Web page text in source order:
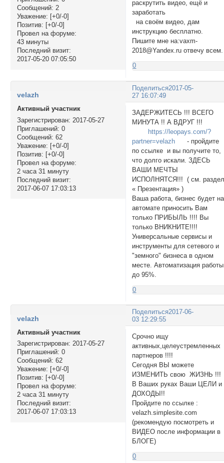
Сообщений: 2
Уважение: [+0/-0]
Позитив: [+0/-0]
Провел на форуме:
43 минуты
Последний визит:
2017-05-20 07:05:50
раскрутить видео, ещё и
заработать
на своём видео, дам
инструкцию бесплатно.
Пишите мне на:vaxm-
2018@Yandex.ru отвечу всем.
0
Поделиться2017-05-
27 16:07:49
velazh
Активный участник
Зарегистрирован: 2017-05-27
Приглашений: 0
Сообщений: 62
Уважение: [+0/-0]
Позитив: [+0/-0]
Провел на форуме:
2 часа 31 минуту
Последний визит:
2017-06-07 17:03:13
ЗАДЕРЖИТЕСЬ !!! ВСЕГО
МИНУТА !! А ВДРУГ !!!
https://leopays.com/?
partner=velazh - пройдите
по ссылке и вы получите то,
что долго искали. ЗДЕСЬ
ВАШИ МЕЧТЫ
ИСПОЛНЯТСЯ!!! ( см.
« Презентация» )
Ваша работа, бизнес будет на
автомате приносить Вам
только ПРИБЫЛЬ !!!! Вы
только ВНИКНИТЕ!!!!
Универсальные сервисы и
инструменты для сетевого и
"земного" бизнеса в одном
месте. Автоматизация работы
до 95%.
0
Поделиться2017-06-
03 12:29:55
velazh
Активный участник
Зарегистрирован: 2017-05-27
Приглашений: 0
Сообщений: 62
Уважение: [+0/-0]
Позитив: [+0/-0]
Провел на форуме:
2 часа 31 минуту
Последний визит:
2017-06-07 17:03:13
Cрочно ищу
активных,целеустремленных
партнеров !!!!
Сегодня ВЫ можете
ИЗМЕНИТЬ свою ЖИЗНЬ !!!
В Ваших руках Ваши ЦЕЛИ и
ДОХОДЫ!!
Пройдите по ссылке :
velazh.simplesite.com
(рекомендую посмотреть и
ВИДЕО после информации в
БЛОГЕ)
0